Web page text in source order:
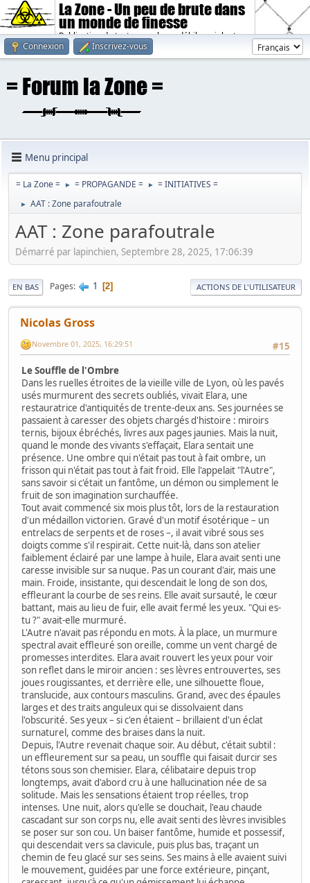
La Zone - Un peu de brute dans
un monde de finesse
Publication de textes sombres, débiles, violents.
Connexion
Inscrivez-vous
Menu principal
= La Zone = ► = PROPAGANDE = ► = INITIATIVES =
► AAT : Zone parafoutrale
AAT : Zone parafoutrale
Démarré par lapinchien, Septembre 28, 2025, 17:06:39
EN BAS Pages 1 2 ACTIONS DE L'UTILISATEUR
Nicolas Gross
#15
Novembre 01, 2025, 16:29:51
Le Souffle de l'Ombre
Dans les ruelles étroites de la vieille ville de Lyon, où les pavés
usés murmurent des secrets oubliés, vivait Elara, une
restauratrice d'antiquités de trente-deux ans. Ses journées se
passaient à caresser des objets chargés d'histoire : miroirs
ternis, bijoux ébréchés, livres aux pages jaunies. Mais la nuit,
quand le monde des vivants s'effaçait, Elara sentait une
présence. Une ombre qui n'était pas tout à fait ombre, un
frisson qui n'était pas tout à fait froid. Elle l'appelait "l'Autre",
sans savoir si c'était un fantôme, un démon ou simplement le
fruit de son imagination surchauffée.
Tout avait commencé six mois plus tôt, lors de la restauration
d'un médaillon victorien. Gravé d'un motif ésotérique – un
entrelacs de serpents et de roses –, il avait vibré sous ses
doigts comme s'il respirait. Cette nuit-là, dans son atelier
faiblement éclairé par une lampe à huile, Elara avait senti une
caresse invisible sur sa nuque. Pas un courant d'air, mais une
main. Froide, insistante, qui descendait le long de son dos,
effleurant la courbe de ses reins. Elle avait sursauté, le cœur
battant, mais au lieu de fuir, elle avait fermé les yeux. "Qui es-
tu ?" avait-elle murmuré.
L'Autre n'avait pas répondu en mots. À la place, un murmure
spectral avait effleuré son oreille, comme un vent chargé de
promesses interdites. Elara avait rouvert les yeux pour voir
son reflet dans le miroir ancien : ses lèvres entrouvertes, ses
joues rougissantes, et derrière elle, une silhouette floue,
translucide, aux contours masculins. Grand, avec des épaules
larges et des traits anguleux qui se dissolvaient dans
l'obscurité. Ses yeux – si c'en étaient – brillaient d'un éclat
surnaturel, comme des braises dans la nuit.
Depuis, l'Autre revenait chaque soir. Au début, c'était subtil :
un effleurement sur sa peau, un souffle qui faisait durcir ses
tétons sous son chemisier. Elara, célibataire depuis trop
longtemps, avait d'abord cru à une hallucination née de sa
solitude. Mais les sensations étaient trop réelles, trop
intenses. Une nuit, alors qu'elle se douchait, l'eau chaude
cascadant sur son corps nu, elle avait senti des lèvres invisibles
se poser sur son cou. Un baiser fantôme, humide et possessif,
qui descendait vers sa clavicule, puis plus bas, traçant un
chemin de feu glacé sur ses seins. Ses mains à elle avaient suivi
le mouvement, guidées par une force extérieure, pinçant,